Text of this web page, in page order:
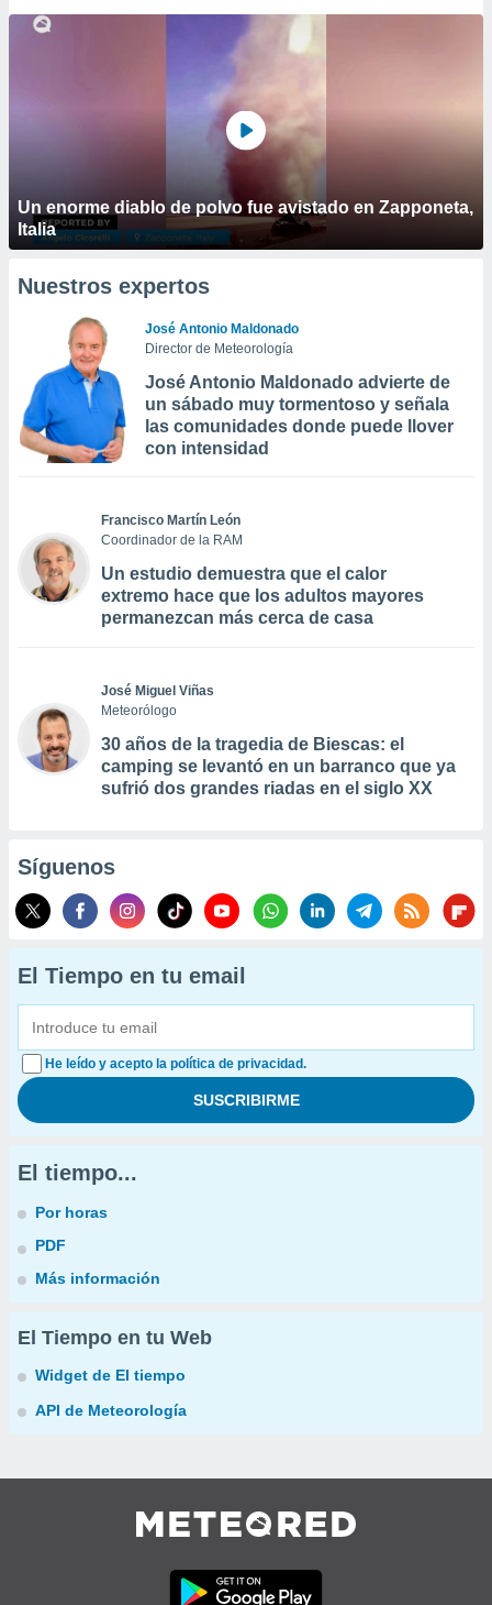
Un enorme diablo de polvo fue avistado en Zapponeta,
Italia
Nuestros expertos
José Antonio Maldonado
Director de Meteorología
José Antonio Maldonado advierte de
un sábado muy tormentoso y señala
las comunidades donde puede llover
con intensidad
Francisco Martín León
Coordinador de la RAM
Un estudio demuestra que el calor
extremo hace que los adultos mayores
permanezcan más cerca de casa
José Miguel Viñas
Meteorólogo
30 años de la tragedia de Biescas: el
camping se levantó en un barranco que ya
sufrió dos grandes riadas en el siglo XX
Síguenos
El Tiempo en tu email
He leído y acepto la política de privacidad.
El tiempo...
Por horas
PDF
Más información
El Tiempo en tu Web
Widget de El tiempo
API de Meteorología